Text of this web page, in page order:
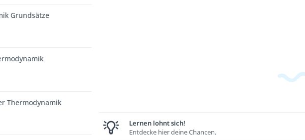
Lernen lohnt sich!
Entdecke hier deine Chancen.
Grundsätze
Thermodynamik